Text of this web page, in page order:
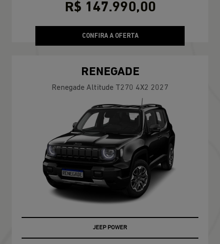
R$ 147.990,00
CONFIRA A OFERTA
RENEGADE
Renegade Altitude T270 4X2 2027
JEEP POWER